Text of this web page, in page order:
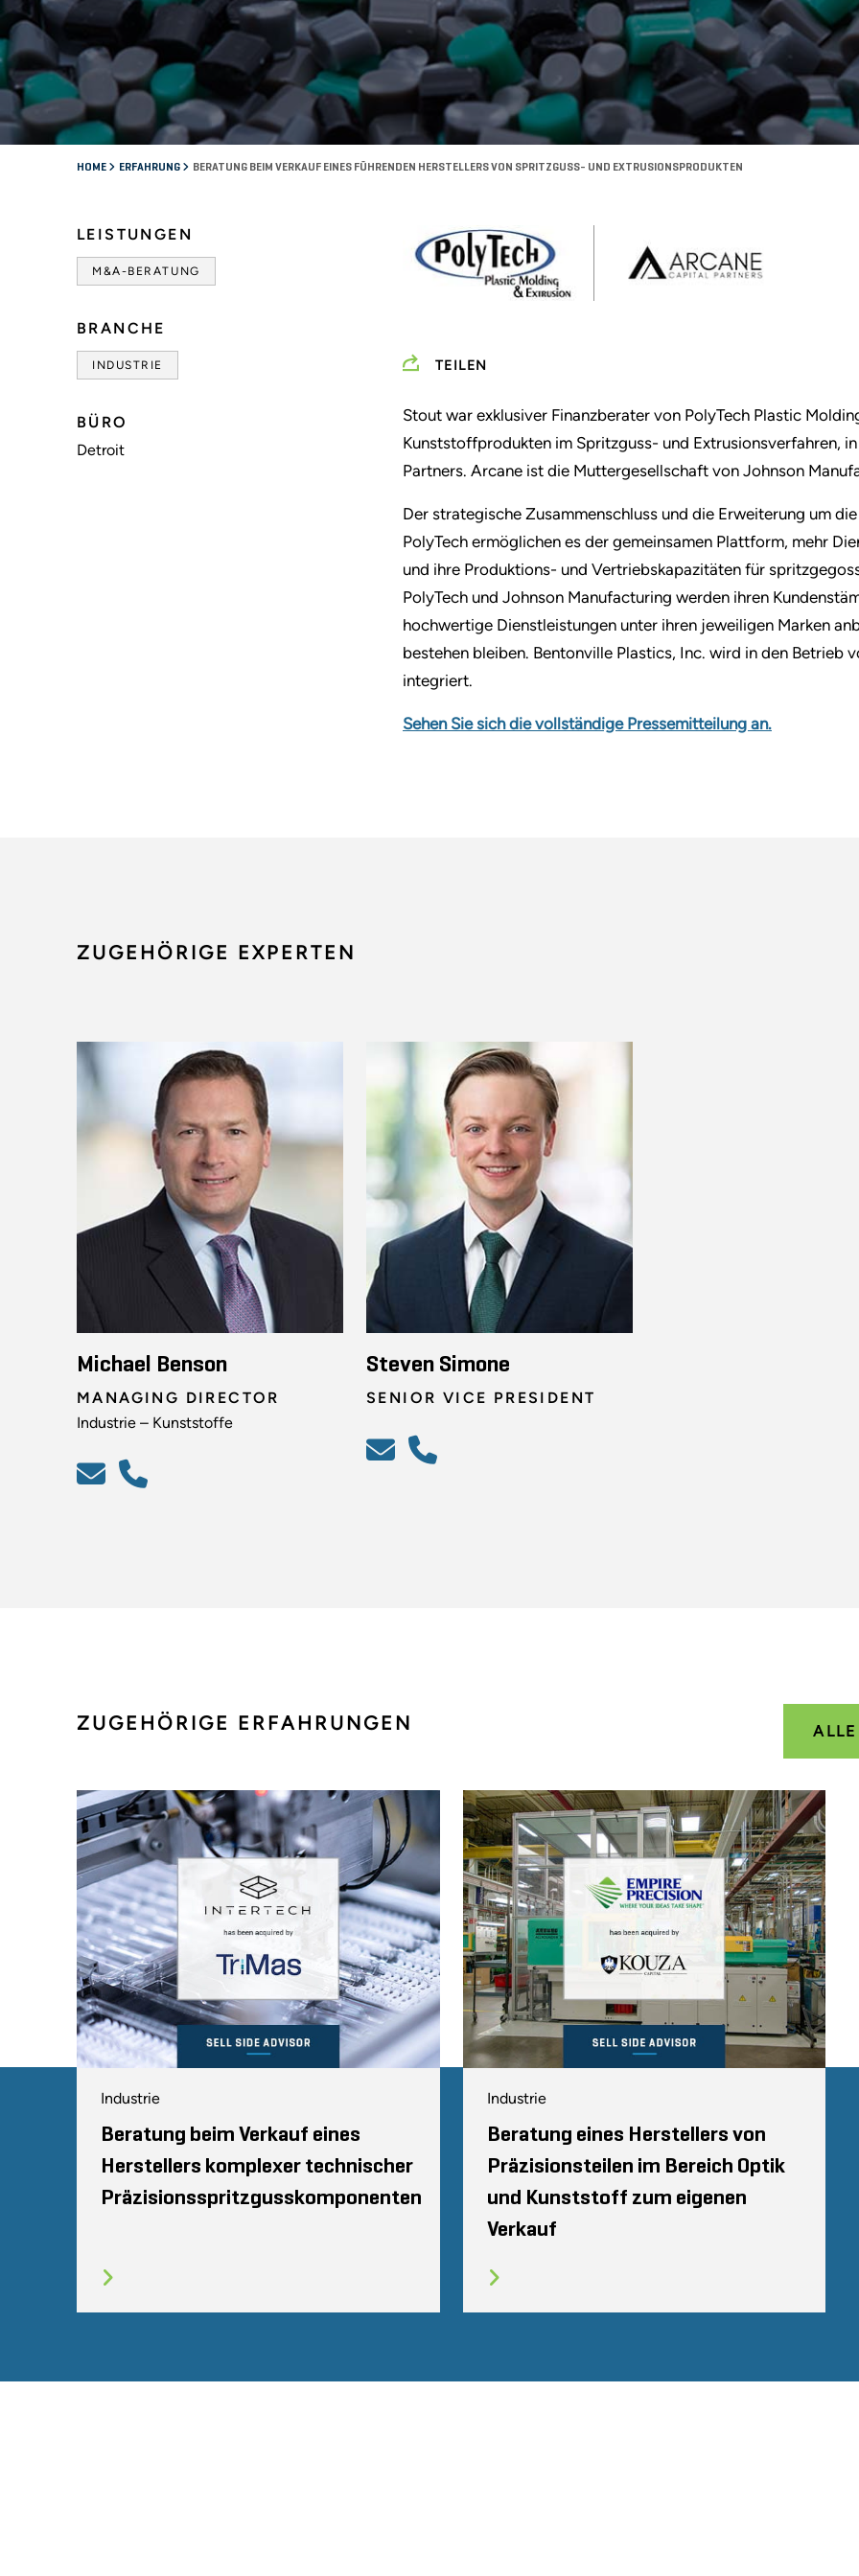
HOME ERFAHRUNG BERATUNG BEIM VERKAUF EINES FÜHRENDEN HERSTELLERS VON SPRITZGUSS- UND EXTRUSIONSPRODUKTEN
LEISTUNGEN
M&A-BERATUNG
BRANCHE
INDUSTRIE
BÜRO
Detroit
TEILEN
Stout war exklusiver Finanzberater von PolyTech Plastic
Kunststoffprodukten im Spritzguss- und Extrusionsverfahren,
Partners. Arcane ist die Muttergesellschaft von Johnson
Der strategische Zusammenschluss und die Erweiterung um
PolyTech ermöglichen es der gemeinsamen Plattform, mehr
und ihre Produktions- und Vertriebskapazitäten für
PolyTech und Johnson Manufacturing werden ihren
hochwertige Dienstleistungen unter ihren jeweiligen Marken
bestehen bleiben. Bentonville Plastics, Inc. wird in den Betrieb
integriert.
Sehen Sie sich die vollständige Pressemitteilung an.
ZUGEHÖRIGE EXPERTEN
Michael Benson
MANAGING DIRECTOR
Industrie – Kunststoffe
Steven Simone
SENIOR VICE PRESIDENT
ZUGEHÖRIGE ERFAHRUNGEN
Industrie
Beratung beim Verkauf eines
Herstellers komplexer technischer
Präzisionsspritzgusskomponenten
Industrie
Beratung eines Herstellers von
Präzisionsteilen im Bereich Optik
und Kunststoff zum eigenen
Verkauf